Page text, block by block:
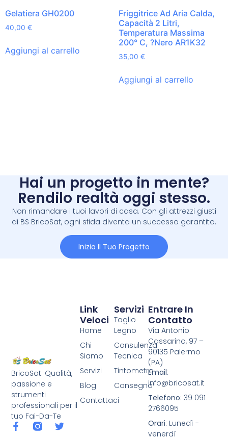
Gelatiera GH0200
40,00 €
Aggiungi al carrello
Friggitrice Ad Aria Calda,
Capacità 2 Litri,
Temperatura Massima
200° C, ?Nero AR1K32
35,00 €
Aggiungi al carrello
Hai un progetto in mente?
Rendilo realtà oggi stesso.
Non rimandare i tuoi lavori di casa. Con gli attrezzi giusti
di BS BricoSat, ogni sfida diventa un successo garantito.
Inizia Il Tuo Progetto
BricoSat: Qualità,
passione e
strumenti
professionali per il
tuo Fai-Da-Te
Servizi
Taglio
Legno
Consulenza
Tecnica
Tintometro
Consegna
Link
Veloci
Home
Chi
Siamo
Servizi
Blog
Contattaci
Entrare In
Contatto
Via Antonio
Cassarino, 97 –
90135 Palermo
(PA)
Email:
info@bricosat.it
Telefono: 39 091
2766095
Orari: Lunedì -
venerdì